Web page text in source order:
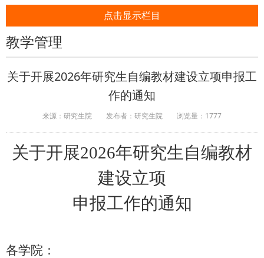
点击显示栏目
教学管理
关于开展2026年研究生自编教材建设立项申报工
作的通知
来源：研究生院 发布者：研究生院 浏览量： 1777
关于开展2026年研究生 自编教材
建设立项
申报工作的通知
各学院：